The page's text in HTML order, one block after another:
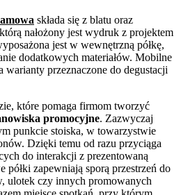
składa się z blatu oraz
nałożony jest wydruk z projektem
jest w wewnętrzną półkę,
dodatkowych materiałów. Mobilne
warianty przeznaczone do degustacji
które pomaga firmom tworzyć
promocyjne. Zazwyczaj
punkcie stoiska, w towarzystwie
Dzięki temu od razu przyciąga
do interakcji z prezentowaną
zapewniają sporą przestrzeń do
ulotek czy innych promowanych